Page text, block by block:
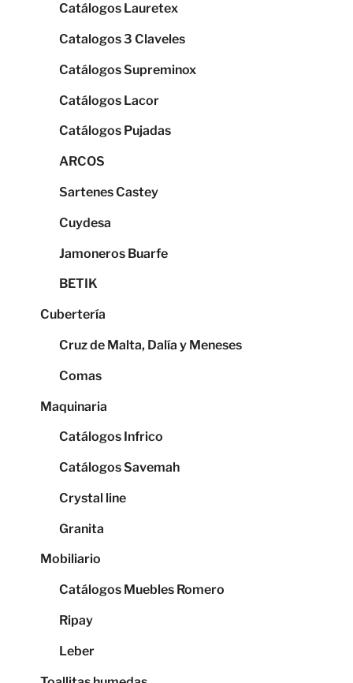
Catálogos Lauretex
Catalogos 3 Claveles
Catálogos Supreminox
Catálogos Lacor
Catálogos Pujadas
ARCOS
Sartenes Castey
Cuydesa
Jamoneros Buarfe
BETIK
Cubertería
Cruz de Malta, Dalía y Meneses
Comas
Maquinaria
Catálogos Infrico
Catálogos Savemah
Crystal line
Granita
Mobiliario
Catálogos Muebles Romero
Ripay
Leber